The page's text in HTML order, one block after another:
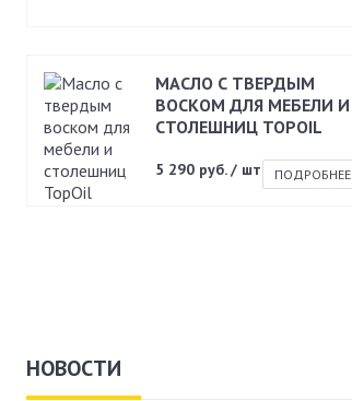
МАСЛО С ТВЕРДЫМ
ВОСКОМ ДЛЯ МЕБЕЛИ И
СТОЛЕШНИЦ TOPOIL
5 290 руб. / шт ПОДРОБНЕЕ
НОВОСТИ